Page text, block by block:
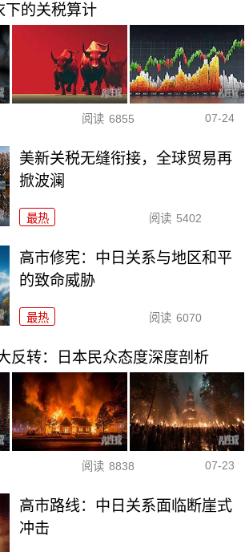
下的关税算计
阅读 6855 07-24
美新关税无缝衔接，全球贸易再
掀波澜
最热 阅读 5402
高市修宪：中日关系与地区和平
的致命威胁
最热 阅读 6070
反转：日本民众态度深度剖析
阅读 8838 07-23
高市路线：中日关系面临断崖式
冲击